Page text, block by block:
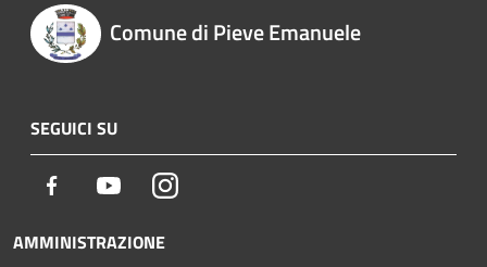
Comune di Pieve Emanuele
SEGUICI SU
Facebook YoutubeInstagram
AMMINISTRAZIONE